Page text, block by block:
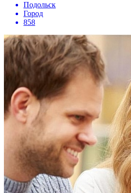
Подольск
Город
858